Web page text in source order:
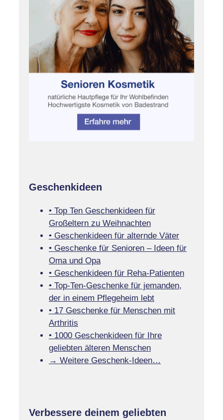
Geschenkideen
• Top Ten Geschenkideen für
Großeltern zu Weihnachten
• Geschenkideen für alternde Väter
• Geschenke für Senioren – Ideen für
Oma und Opa
• Geschenkideen für Reha-Patienten
• Top-Ten-Geschenke für jemanden,
der in einem Pflegeheim lebt
• 17 Geschenke für Menschen mit
Arthritis
• 1000 Geschenkideen für Ihre
geliebten älteren Menschen
→ Weitere Geschenk-Ideen…
Verbessere deinem geliebten